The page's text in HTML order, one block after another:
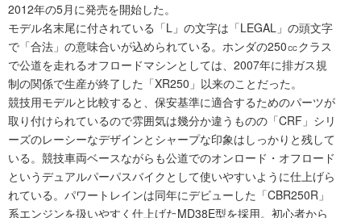
2012年の5月に発売を開始した。
モデル名末尾に付されている「L」の文字は「LEGAL」の頭文字
で「合法」の意味合いが込められている。ホンダの250㏄クラス
で公道を走れるオフロードマシンとしては、2007年に排ガス規
制の関係で生産が終了した「XR250」以来のことだった。
競技用モデルと比較すると、保安基準に適合するためのパーツが
取り付けられているので雰囲気は幾分か違うものの「CRF」シリ
ーズのレーシーなデザインとシャープな印象はしっかりと残して
いる。競技車両ベースながらも公道でのオンロード・オフロード
というデュアルパーパスバイクとして使いやすいように仕上げら
れている。パワートレインは同年にデビューした「CBR250R」
系エンジンを扱いやすく仕上げたMD38E型を採用。初心者から